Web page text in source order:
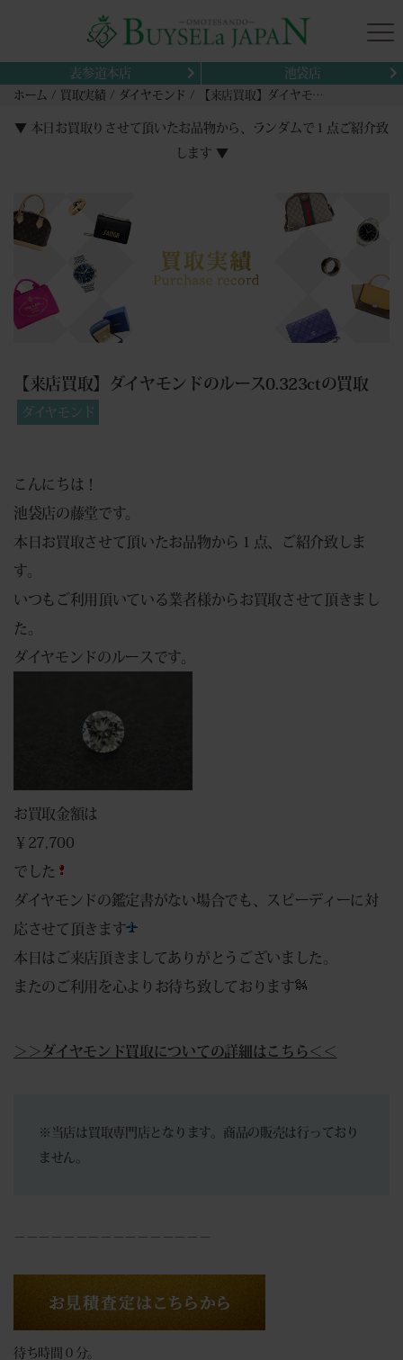
表参道本店 池袋店
ホーム 買取実績 ダイヤモンド 【来店買取】ダイヤモンドのルース0.323ctの買取
▼ 本日お買取りさせて頂いたお品物から、ランダムで１点ご紹介致
します ▼
【来店買取】ダイヤモンドのルース0.323ctの買取
ダイヤモンド
こんにちは！
池袋店の藤堂です。
本日お買取させて頂いたお品物から１点、ご紹介致しま
す。
いつもご利用頂いている業者様からお買取させて頂きまし
た。
ダイヤモンドのルースです。
お買取金額は
￥27,700
でした
ダイヤモンドの鑑定書がない場合でも、スピーディーに対
応させて頂きます
本日はご来店頂きましてありがとうございました。
またのご利用を心よりお待ち致しております
＞＞ダイヤモンド買取についての詳細はこちら＜＜
※当店は買取専門店となります。商品の販売は行っており
ません。
－－－－－－－－－－－－－－－－
待ち時間０分。